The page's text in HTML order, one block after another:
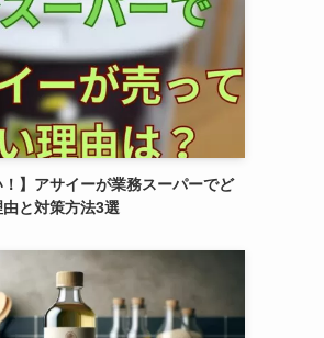
！】アサイーが業務スーパーでど
と対策方法3選